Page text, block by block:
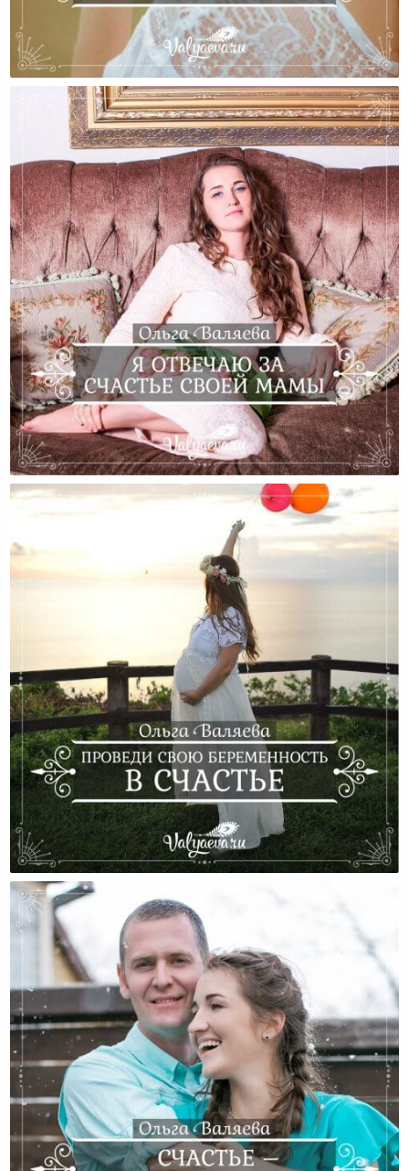
Женское Счастье
Я Отвечаю За Счастье Своей Мамы
Проведи Свою Беременность В Счастье